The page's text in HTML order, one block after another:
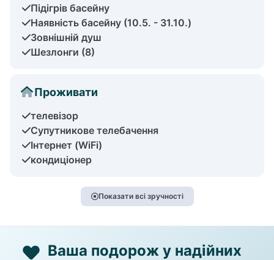
Підігрів басейну
Наявність басейну (10.5. - 31.10.)
Зовнішній душ
Шезлонги (8)
Проживати
телевізор
Супутникове телебачення
Інтернет (WiFi)
кондиціонер
Показати всі зручності
Ваша подорож у надійних